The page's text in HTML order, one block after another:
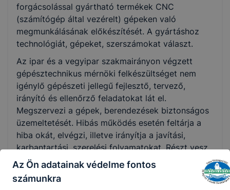
Okleveles technikusképzés
Nem
forgácsolással gyártható termékek CNC
(számítógép által vezérelt) gépeken való
megmunkálásának előkészítését. A gyártáshoz
technológiát, gépeket, szerszámokat választ.
Az ipar és a vegyipar szakmairányon végzett
gépésztechnikus mérnöki felkészültséget nem
igénylő gépészeti jellegű fejlesztő, tervező,
irányító és ellenőrző feladatokat lát el.
Megszervezi a gépek, berendezések biztonságos
üzemeltetését. Hibás működés esetén feltárja a
hiba okát, elvégzi, illetve irányítja a javítási,
karbantartási, szerelési folyamatokat. Részt vesz
a gépelemek, gépegységek tervezési
munkálataiban, az új technológiák bevezetésében
és alkalmazásában. Méréseket, elemzéseket
Az Ön adatainak védelme fontos
számunkra